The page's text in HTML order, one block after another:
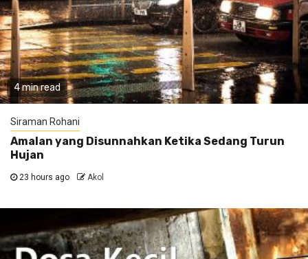
4 min read
Siraman Rohani
Amalan yang Disunnahkan Ketika Sedang Turun
Hujan
23 hours ago Akol